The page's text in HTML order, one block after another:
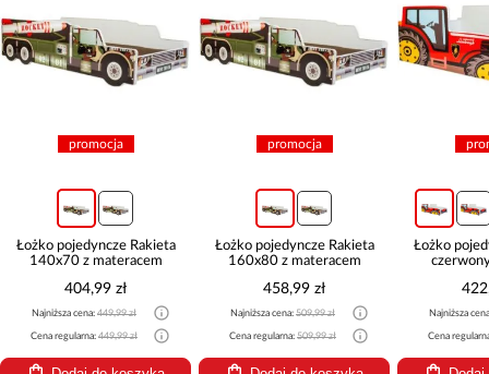
Rakieta
Łożko pojedyncze Rakieta
160x80 z materacem
Najniższa cena:
Cena regularna:
+3
Łożko pojedyncze Traktor
czerwony 140x70 z
Najniższa cena:
Cena regularna: